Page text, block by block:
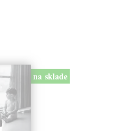
na sklade